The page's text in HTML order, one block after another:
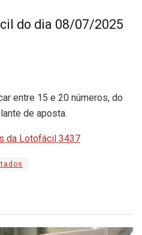
do dia 08/07/2025
entre 15 e 20 números, do
de aposta.
da Lotofácil 3437